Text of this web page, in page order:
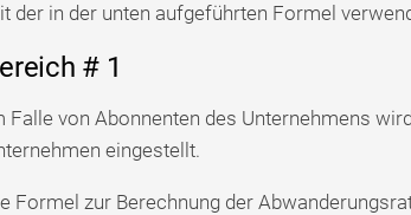
der in der unten aufgeführten Formel
# 1
Falle von Abonnenten des Unternehmens
eingestellt.
Formel zur Berechnung der